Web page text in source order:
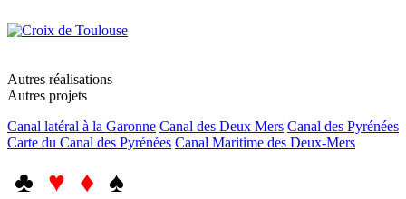
Autres réalisations
Autres projets
Canal latéral à la Garonne Canal des Deux Mers Canal des Pyrénées
Carte du Canal des Pyrénées Canal Maritime des Deux-Mers
♣ ♥ ♦ ♠